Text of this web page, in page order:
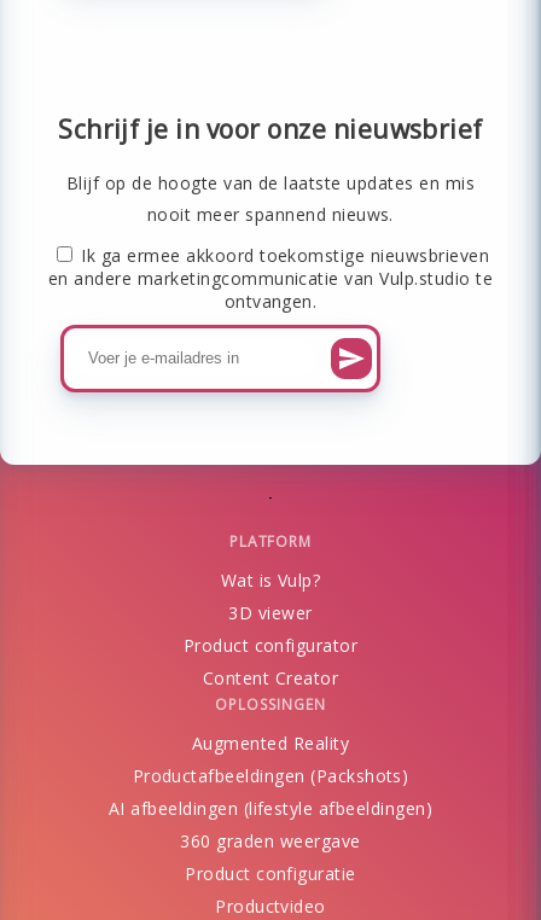
Schrijf je in voor onze nieuwsbrief
Blijf op de hoogte van de laatste updates en mis
nooit meer spannend nieuws.
Ik ga ermee akkoord toekomstige nieuwsbrieven
en andere marketingcommunicatie van Vulp.studio te
ontvangen.
PLATFORM
Wat is Vulp?
3D viewer
Product configurator
Content Creator
OPLOSSINGEN
Augmented Reality
Productafbeeldingen (Packshots)
AI afbeeldingen (lifestyle afbeeldingen)
360 graden weergave
Product configuratie
Productvideo